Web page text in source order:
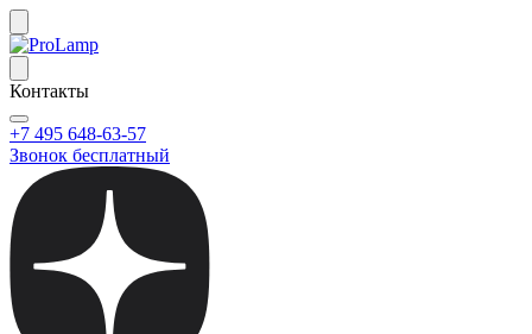
Контакты
+7 495 648-63-57
Звонок бесплатный